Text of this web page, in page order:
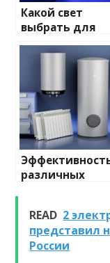
Какой свет
выбрать для
домашнего
освещения
различных
очистке и
промывке
READ 2
представил
России